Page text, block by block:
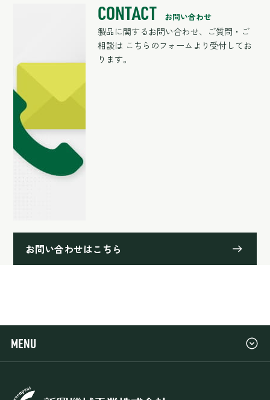
CONTACT お問い合わせ
製品に関するお問い合わせ、ご質問・ご
相談は こちらのフォームより受付してお
ります。
お問い合わせはこちら
MENU